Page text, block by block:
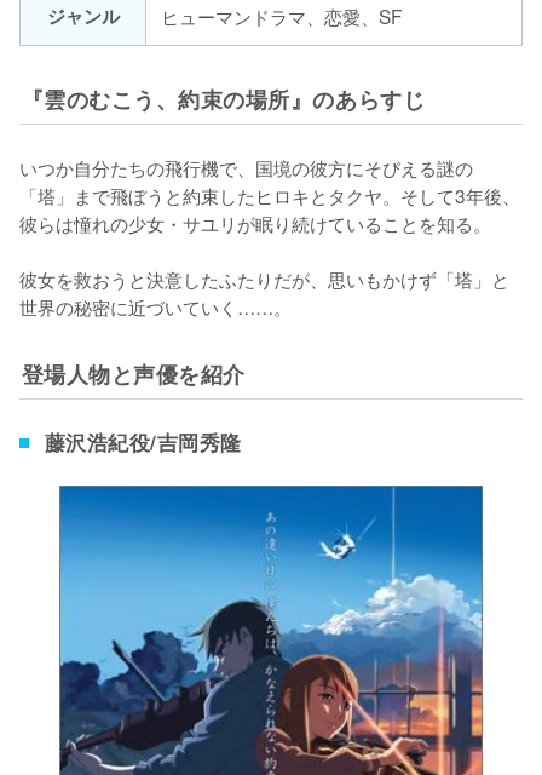
ジャンル ヒューマンドラマ、恋愛、SF
『雲のむこう、約束の場所』のあらすじ
いつか自分たちの飛行機で、国境の彼方にそびえる謎の
「塔」まで飛ぼうと約束したヒロキとタクヤ。そして3年後、
彼らは憧れの少女・サユリが眠り続けていることを知る。
彼女を救おうと決意したふたりだが、思いもかけず「塔」と
世界の秘密に近づいていく……。
登場人物と声優を紹介
藤沢浩紀役/吉岡秀隆